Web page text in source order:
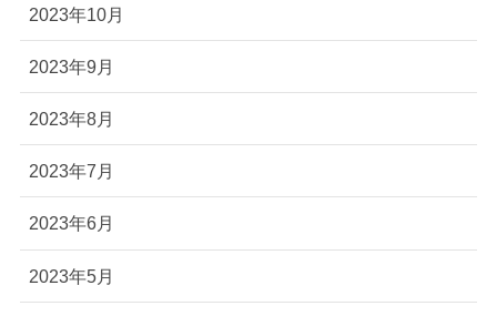
2023年10月
2023年9月
2023年8月
2023年7月
2023年6月
2023年5月